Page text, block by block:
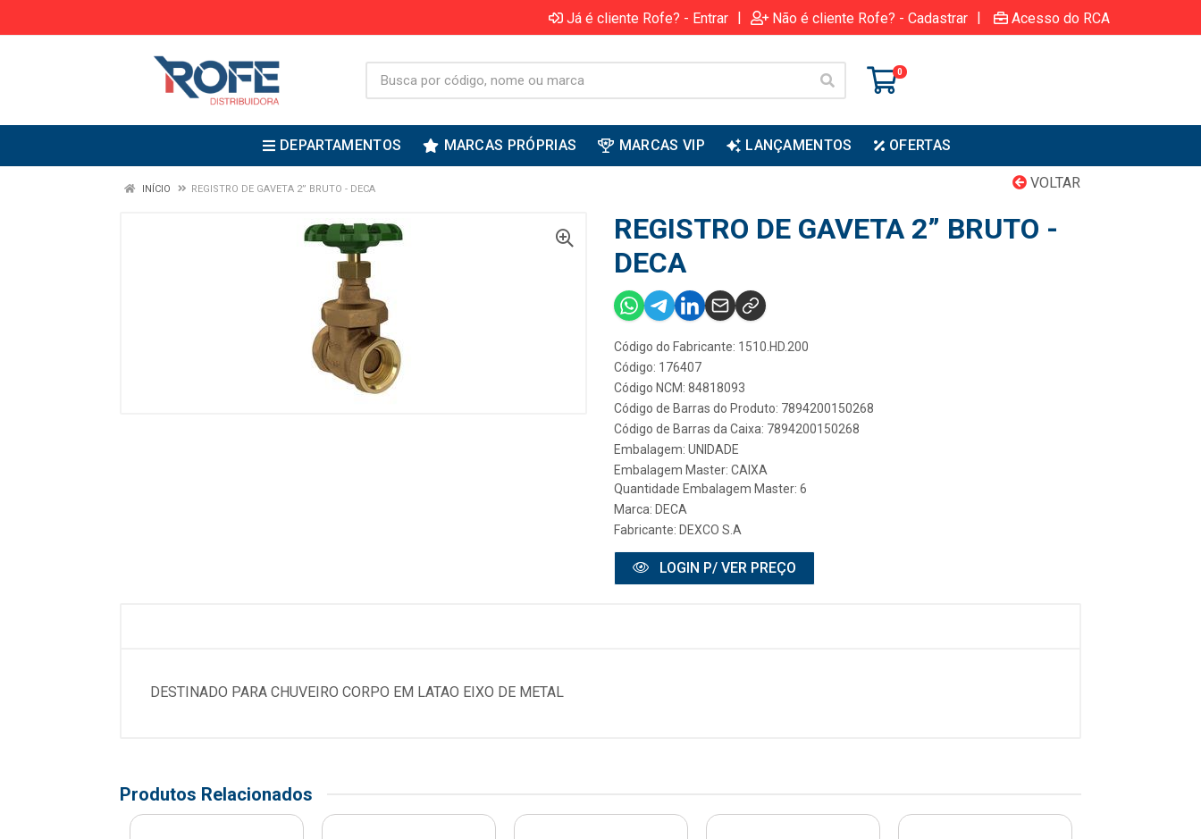
Já é cliente Rofe? - Entrar | Não é cliente Rofe? - Cadastrar | Acesso do RCA
0
DEPARTAMENTOS MARCAS PRÓPRIAS MARCAS VIP LANÇAMENTOS OFERTAS
VOLTAR
INÍCIO REGISTRO DE GAVETA 2” BRUTO - DECA
REGISTRO DE GAVETA 2” BRUTO -
DECA
Código do Fabricante: 1510.HD.200
Código: 176407
Código NCM: 84818093
Código de Barras do Produto: 7894200150268
Código de Barras da Caixa: 7894200150268
Embalagem: UNIDADE
Embalagem Master: CAIXA
Quantidade Embalagem Master: 6
Marca: DECA
Fabricante: DEXCO S.A
LOGIN P/ VER PREÇO
DESTINADO PARA CHUVEIRO CORPO EM LATAO EIXO DE METAL
Produtos Relacionados